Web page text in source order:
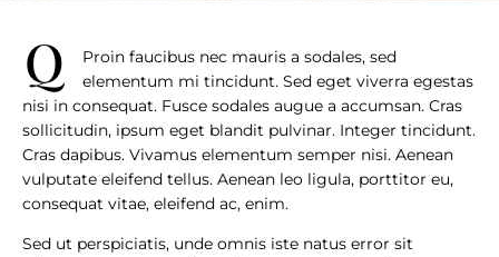
q
Proin faucibus nec mauris a sodales, sed
elementum mi tincidunt. Sed eget viverra egestas
nisi in consequat. Fusce sodales augue a accumsan. Cras
sollicitudin, ipsum eget blandit pulvinar. Integer tincidunt.
Cras dapibus. Vivamus elementum semper nisi. Aenean
vulputate eleifend tellus. Aenean leo ligula, porttitor eu,
consequat vitae, eleifend ac, enim.
Sed ut perspiciatis, unde omnis iste natus error sit